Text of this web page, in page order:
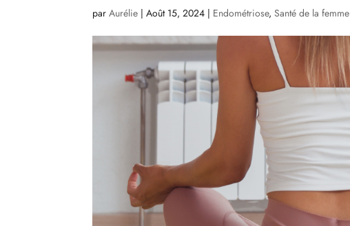
parAurélie |Août 15, 2024 | Endométriose,Santé de la femme